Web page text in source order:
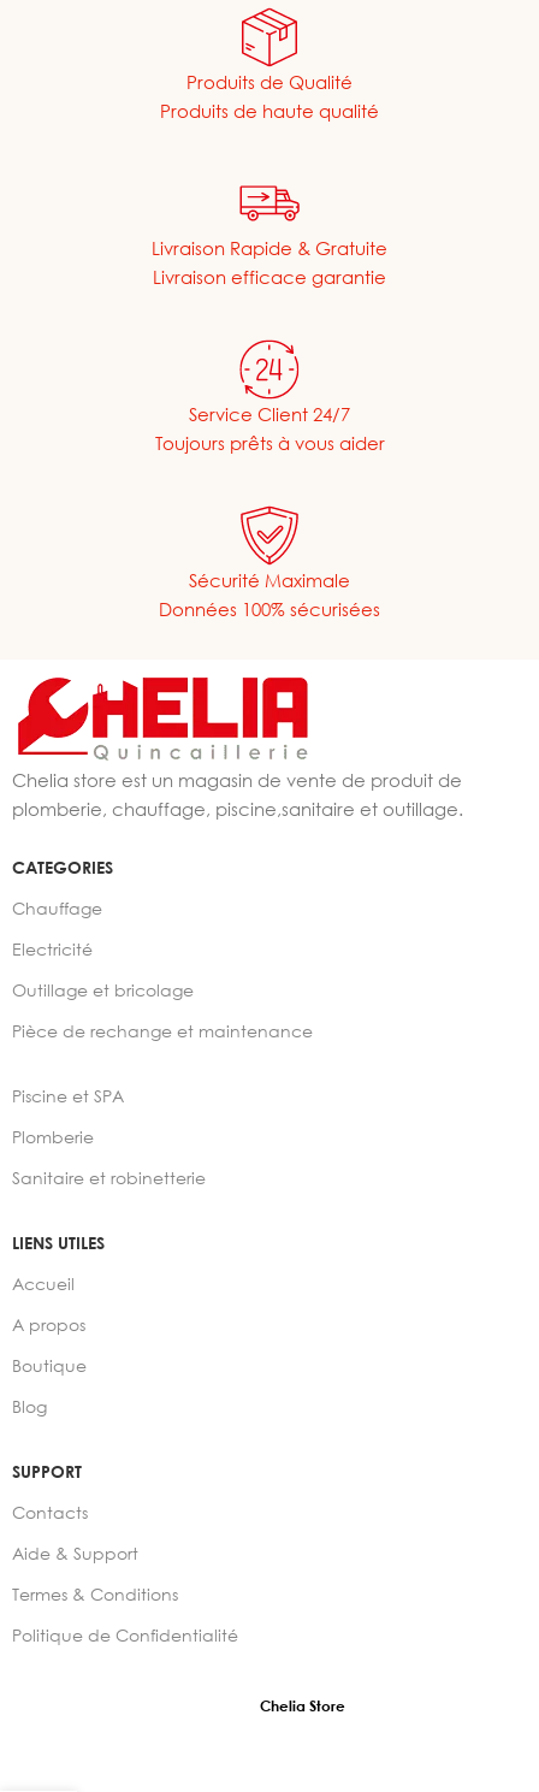
Produits de Qualité
Produits de haute qualité
Livraison Rapide & Gratuite
Livraison efficace garantie
Service Client 24/7
Toujours prêts à vous aider
Sécurité Maximale
Données 100% sécurisées
Chelia store est un magasin de vente de produit de
plomberie, chauffage, piscine,sanitaire et outillage.
CATEGORIES
Chauffage
Electricité
Outillage et bricolage
Pièce de rechange et maintenance
Piscine et SPA
Plomberie
Sanitaire et robinetterie
LIENS UTILES
Accueil
A propos
Boutique
Blog
SUPPORT
Contacts
Aide & Support
Termes & Conditions
Politique de Confidentialité
Chelia Store